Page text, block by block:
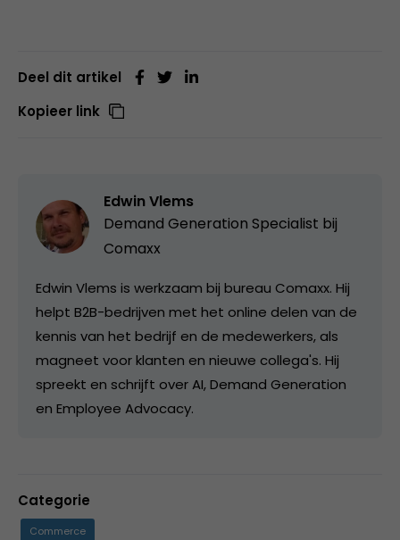
Deel dit artikel
Kopieer link
Edwin Vlems
Demand Generation Specialist bij
Comaxx
Edwin Vlems is werkzaam bij bureau Comaxx. Hij
helpt B2B-bedrijven met het online delen van de
kennis van het bedrijf en de medewerkers, als
magneet voor klanten en nieuwe collega's. Hij
spreekt en schrijft over AI, Demand Generation
en Employee Advocacy.
Categorie
Commerce